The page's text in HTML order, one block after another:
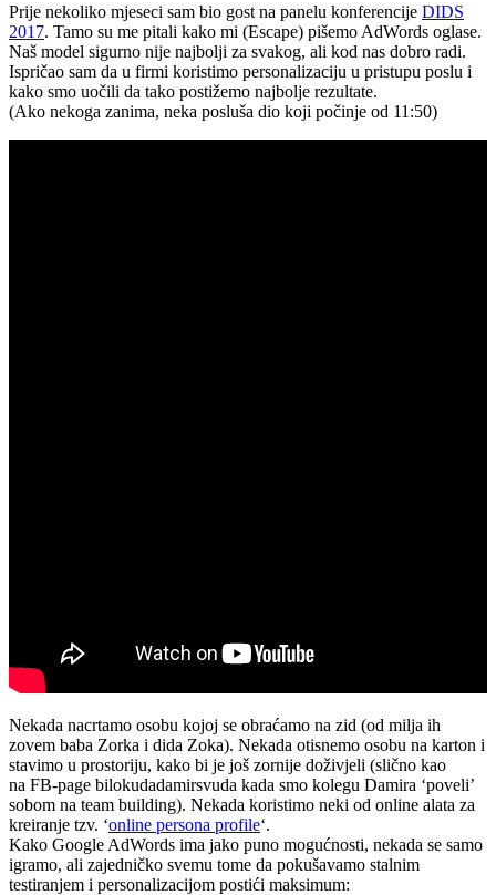
Prije nekoliko mjeseci sam bio gost na panelu konferencije DIDS
2017. Tamo su me pitali kako mi (Escape) pišemo AdWords oglase.
Naš model sigurno nije najbolji za svakog, ali kod nas dobro radi.
Ispričao sam da u firmi koristimo personalizaciju u pristupu poslu i
kako smo uočili da tako postižemo najbolje rezultate.
(Ako nekoga zanima, neka posluša dio koji počinje od 11:50)
Nekada nacrtamo osobu kojoj se obraćamo na zid (od milja ih
zovem baba Zorka i dida Zoka). Nekada otisnemo osobu na karton i
stavimo u prostoriju, kako bi je još zornije doživjeli (slično kao
na FB-page bilokudadamirsvuda kada smo kolegu Damira ‘poveli’
sobom na team building). Nekada koristimo neki od online alata za
kreiranje tzv. ‘online persona profile‘.
Kako Google AdWords ima jako puno mogućnosti, nekada se samo
igramo, ali zajedničko svemu tome da pokušavamo stalnim
testiranjem i personalizacijom postići maksimum: